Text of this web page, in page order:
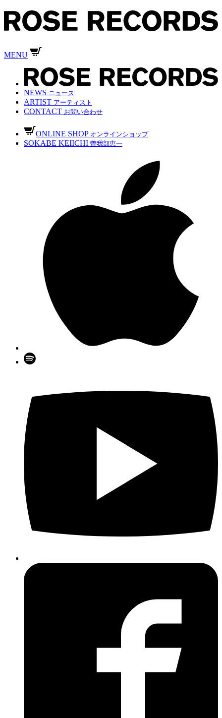
MENU
NEWS ニュース
ARTIST アーティスト
CONTACT お問い合わせ
ONLINE SHOP オンラインショップ
SOKABE KEIICHI 曽我部恵一